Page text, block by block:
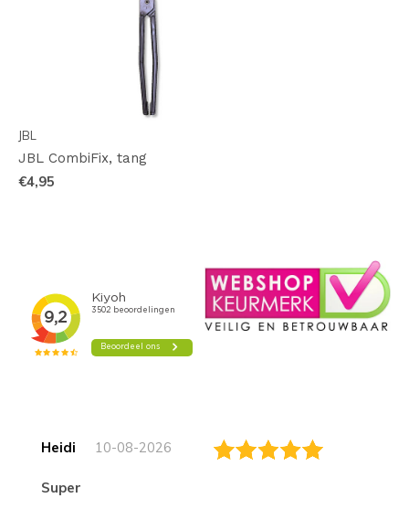
JBL
JBL CombiFix, tang
€4,95
Heidi 10-08-2026
Super